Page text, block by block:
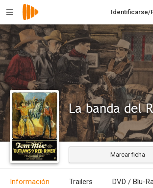
Identificarse/
La banda del
Marcar ficha
Información Trailers DVD / Blu-